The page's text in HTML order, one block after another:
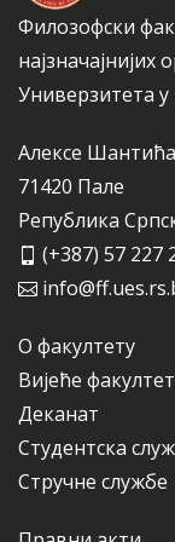
Филозофски
Универзитета
Алексе
71420 Пале
Република
(+387) 57 227
О факултету
Вијеће
Деканат
Студентска
Стручне службе